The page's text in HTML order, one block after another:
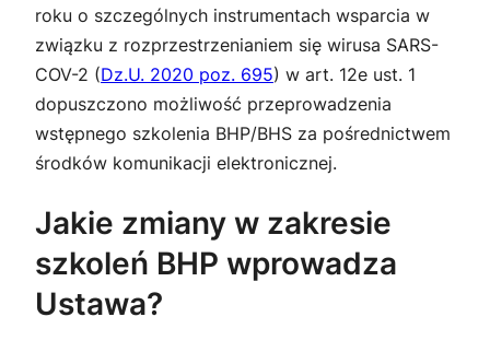
roku o szczególnych instrumentach wsparcia w
związku z rozprzestrzenianiem się wirusa SARS-
COV-2 (Dz.U. 2020 poz. 695) w art. 12e ust. 1
dopuszczono możliwość przeprowadzenia
wstępnego szkolenia BHP/BHS za pośrednictwem
środków komunikacji elektronicznej.
Jakie zmiany w zakresie
szkoleń BHP wprowadza
Ustawa?